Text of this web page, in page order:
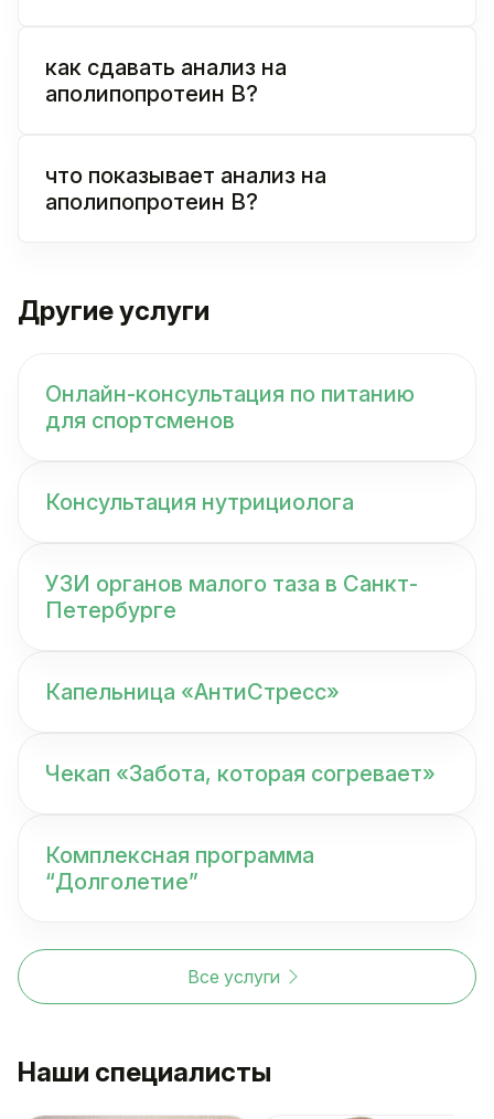
как сдавать анализ на
аполипопротеин В?
что показывает анализ на
аполипопротеин В?
Другие услуги
Онлайн-консультация по питанию
для спортсменов
Консультация нутрициолога
УЗИ органов малого таза в Санкт-
Петербурге
Капельница «АнтиСтресс»
Чекап «Забота, которая согревает»
Комплексная программа
“Долголетие”
Все услуги
Наши специалисты